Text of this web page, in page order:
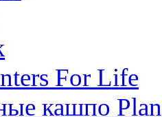
For Life
кашпо